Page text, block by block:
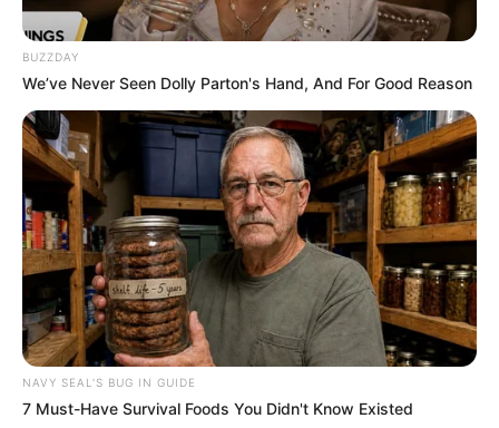
BUZZDAY
We’ve Never Seen Dolly Parton's Hand, And For Good Reason
NAVY SEAL'S BUG IN GUIDE
7 Must-Have Survival Foods You Didn't Know Existed